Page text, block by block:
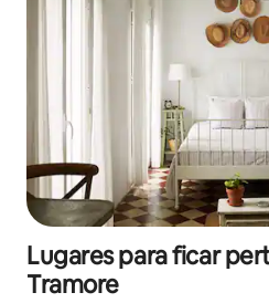
Lugares para ficar
Tramore